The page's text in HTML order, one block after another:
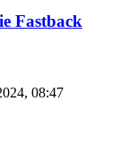
Fastback
08:47